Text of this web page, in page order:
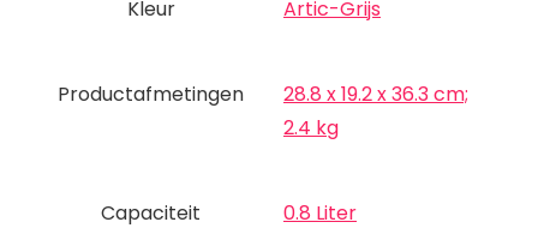
Kleur ‎Artic-Grijs
Productafmetingen
‎28.8 x 19.2 x 36.3 cm;
2.4 kg
Capaciteit ‎0.8 Liter